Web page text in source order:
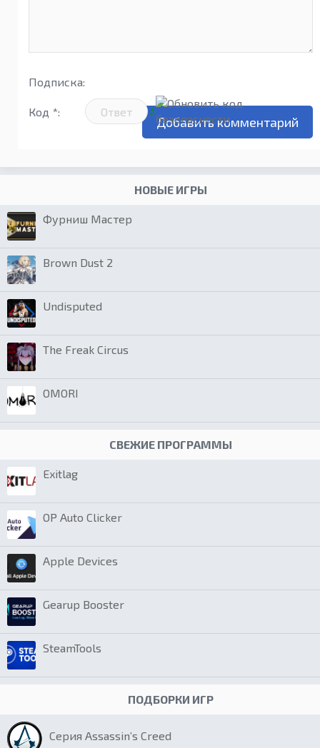
Подписка:
Код *:
НОВЫЕ ИГРЫ
Фурниш Мастер
Brown Dust 2
Undisputed
The Freak Circus
OMORI
СВЕЖИЕ ПРОГРАММЫ
Exitlag
OP Auto Clicker
Apple Devices
Gearup Booster
SteamTools
ПОДБОРКИ ИГР
Серия Assassin’s Creed